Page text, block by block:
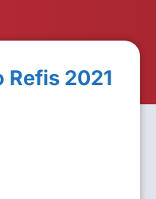
2021